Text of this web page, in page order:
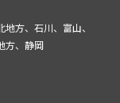
方、石川、富山、
方、静岡